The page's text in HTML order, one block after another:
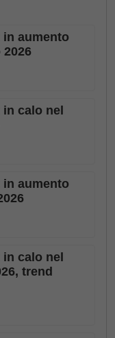
aumento
calo nel
aumento
calo nel
trend